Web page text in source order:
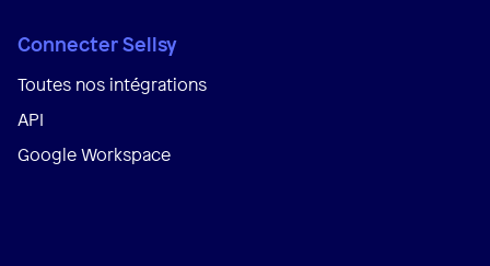
Connecter Sellsy
Toutes nos intégrations
API
Google Workspace